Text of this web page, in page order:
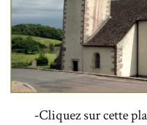
-Cliquez sur cette